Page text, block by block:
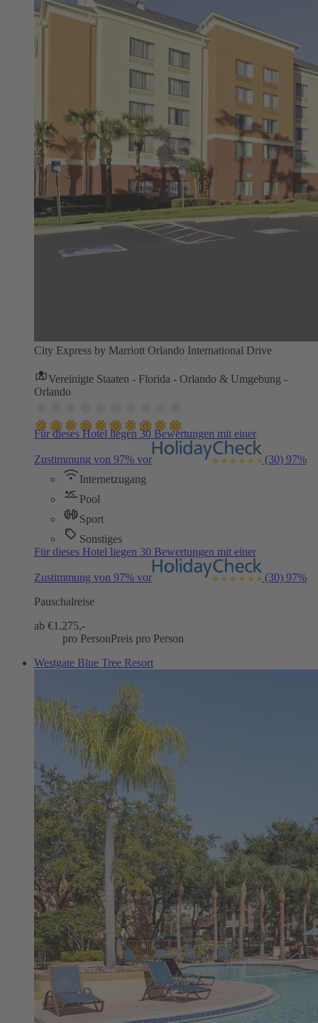
City Express by Marriott Orlando International Drive
Vereinigte Staaten - Florida - Orlando & Umgebung -
Orlando
Für dieses Hotel liegen 30 Bewertungen mit einer
Zustimmung von 97% vor (30) 97%
Internetzugang
Pool
Sport
Sonstiges
Für dieses Hotel liegen 30 Bewertungen mit einer
Zustimmung von 97% vor (30) 97%
Pauschalreise
ab €1.275,-
pro PersonPreis pro Person
Westgate Blue Tree Resort